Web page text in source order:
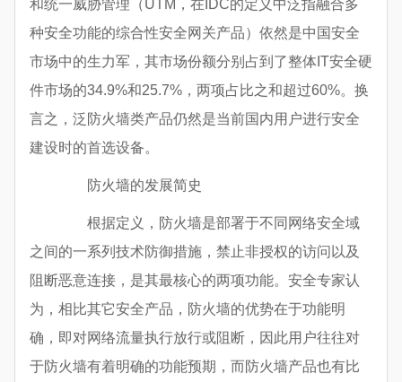
和统一威胁管理（UTM，在IDC的定义中泛指融合多
种安全功能的综合性安全网关产品）依然是中国安全
市场中的生力军，其市场份额分别占到了整体IT安全硬
件市场的34.9%和25.7%，两项占比之和超过60%。换
言之，泛防火墙类产品仍然是当前国内用户进行安全
建设时的首选设备。
防火墙的发展简史
根据定义，防火墙是部署于不同网络安全域
之间的一系列技术防御措施，禁止非授权的访问以及
阻断恶意连接，是其最核心的两项功能。安全专家认
为，相比其它安全产品，防火墙的优势在于功能明
确，即对网络流量执行放行或阻断，因此用户往往对
于防火墙有着明确的功能预期，而防火墙产品也有比